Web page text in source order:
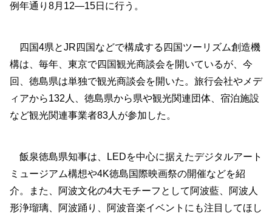
例年通り8月12―15日に行う。
四国4県とJR四国などで構成する四国ツーリズム創造機
構は、毎年、東京で四国観光商談会を開いているが、今
回、徳島県は単独で観光商談会を開いた。旅行会社やメデ
ィアから132人、徳島県から県や観光関連団体、宿泊施設
など観光関連事業者83人が参加した。
飯泉徳島県知事は、LEDを中心に据えたデジタルアート
ミュージアム構想や4K徳島国際映画祭の開催などを紹
介。また、阿波文化の4大モチーフとして阿波藍、阿波人
形浄瑠璃、阿波踊り、阿波音楽イベントにも注目してほし